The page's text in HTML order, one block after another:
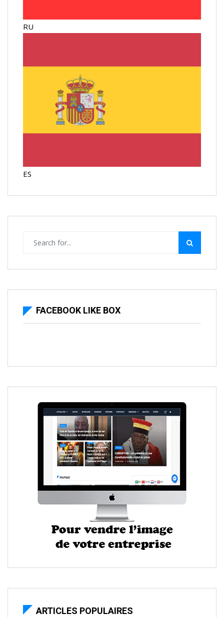
RU
ES
FACEBOOK LIKE BOX
ARTICLES POPULAIRES